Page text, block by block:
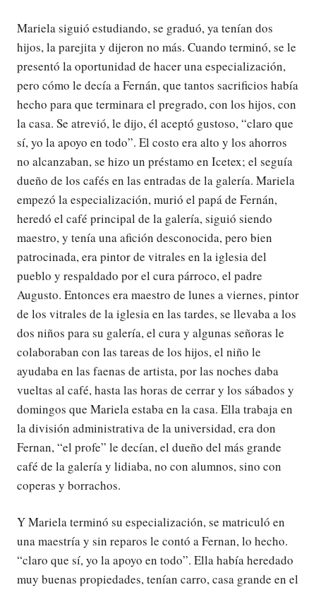
Mariela siguió estudiando, se graduó, ya tenían dos
hijos, la parejita y dijeron no más. Cuando terminó, se le
presentó la oportunidad de hacer una especialización,
pero cómo le decía a Fernán, que tantos sacrificios había
hecho para que terminara el pregrado, con los hijos, con
la casa. Se atrevió, le dijo, él aceptó gustoso, “claro que
sí, yo la apoyo en todo”. El costo era alto y los ahorros
no alcanzaban, se hizo un préstamo en Icetex; el seguía
dueño de los cafés en las entradas de la galería. Mariela
empezó la especialización, murió el papá de Fernán,
heredó el café principal de la galería, siguió siendo
maestro, y tenía una afición desconocida, pero bien
patrocinada, era pintor de vitrales en la iglesia del
pueblo y respaldado por el cura párroco, el padre
Augusto. Entonces era maestro de lunes a viernes, pintor
de los vitrales de la iglesia en las tardes, se llevaba a los
dos niños para su galería, el cura y algunas señoras le
colaboraban con las tareas de los hijos, el niño le
ayudaba en las faenas de artista, por las noches daba
vueltas al café, hasta las horas de cerrar y los sábados y
domingos que Mariela estaba en la casa. Ella trabaja en
la división administrativa de la universidad, era don
Fernan, “el profe” le decían, el dueño del más grande
café de la galería y lidiaba, no con alumnos, sino con
coperas y borrachos.
Y Mariela terminó su especialización, se matriculó en
una maestría y sin reparos le contó a Fernan, lo hecho.
“claro que sí, yo la apoyo en todo”. Ella había heredado
muy buenas propiedades, tenían carro, casa grande en el